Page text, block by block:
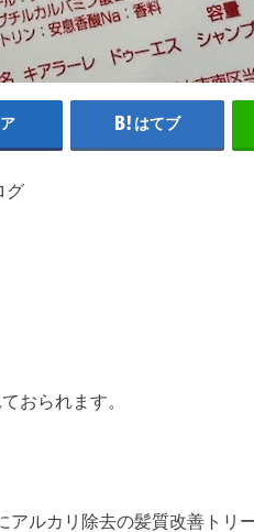
はてブ
グ
おられます。
アルカリ除去の髪質改善トリ